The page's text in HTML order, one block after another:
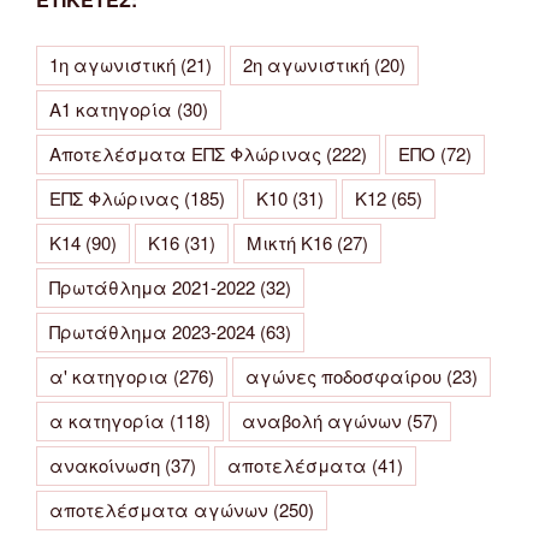
1η αγωνιστική (21) 2η αγωνιστική (20)
Α1 κατηγορία (30)
Αποτελέσματα ΕΠΣ Φλώρινας (222) ΕΠΟ (72)
ΕΠΣ Φλώρινας (185) Κ10 (31) Κ12 (65)
Κ14 (90) Κ16 (31) Μικτή Κ16 (27)
Πρωτάθλημα 2021-2022 (32)
Πρωτάθλημα 2023-2024 (63)
α' κατηγορια (276) αγώνες ποδοσφαίρου (23)
α κατηγορία (118) αναβολή αγώνων (57)
ανακοίνωση (37) αποτελέσματα (41)
αποτελέσματα αγώνων (250)